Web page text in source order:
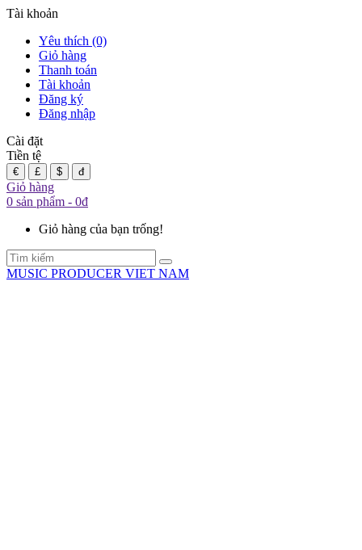
Tài khoản
Yêu thích (0)
Giỏ hàng
Thanh toán
Tài khoản
Đăng ký
Đăng nhập
Cài đặt
Tiền tệ
€ £ $ đ
Giỏ hàng
0 sản phẩm - 0đ
Giỏ hàng của bạn trống!
MUSIC PRODUCER VIET NAM